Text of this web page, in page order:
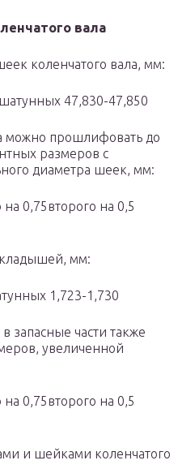
вала
коленчатого вала, мм:
47,830-47,850
можно прошлифовать до
размеров с
диаметра шеек, мм:
на 0,75второго на 0,5
мм:
1,723-1,730
запасные части также
увеличенной
на 0,75второго на 0,5
и шейками коленчатого